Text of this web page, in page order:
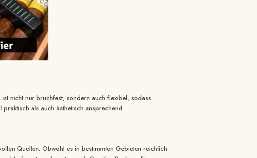
nicht nur bruchfest, sondern auch flexibel, sodass
als auch ästhetisch ansprechend.
Quellen. Obwohl es in bestimmten Gebieten reichlich